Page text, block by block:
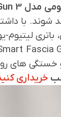
مدل 3
شوند. با
ساعت، عمر باتری طولانی ‌ای را ارائه می‌ دهد
های
خریداری